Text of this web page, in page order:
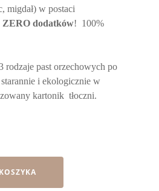
migdał) w postaci
ZERO dodatków! 100%
rodzaje past orzechowych po
i ekologicznie w
kartonik tłoczni.